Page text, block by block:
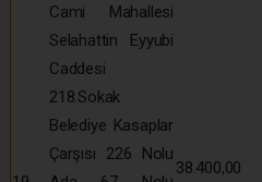
Cami Mahallesi
Selahattin Eyyubi
Caddesi
218.Sokak
Belediye Kasaplar
Çarşısı 226 Nolu
38.400,00